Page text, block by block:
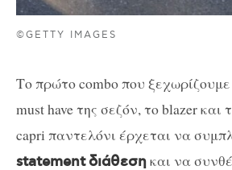
©GETTY IMAGES
Το πρώτο combo που
must have της σεζόν, το blazer και
capri παντελόνι έρχεται να
statementδιάθεσηκαι να